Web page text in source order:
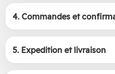
4. Commandes et
5. Expedition et livraison